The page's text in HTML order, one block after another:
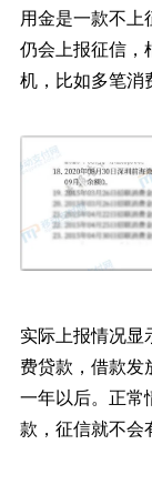
用金是一款不
仍会上报征信，
机，比如多笔消
实际上报情况显
费贷款，借款发
一年以后。正常
款，征信就不会